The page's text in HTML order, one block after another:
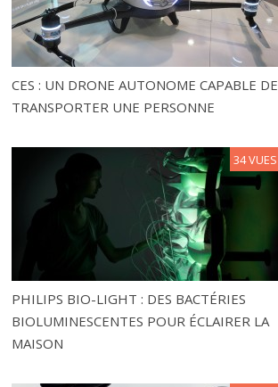
CES : UN DRONE AUTONOME CAPABLE DE
TRANSPORTER UNE PERSONNE
PHILIPS BIO-LIGHT : DES BACTÉRIES
BIOLUMINESCENTES POUR ÉCLAIRER LA
MAISON
34 VUES